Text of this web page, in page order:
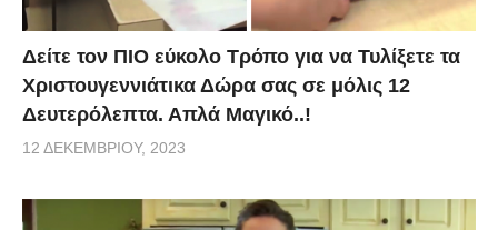
Δείτε τον ΠΙΟ εύκολο Τρόπο για να Τυλίξετε τα
Χριστουγεννιάτικα Δώρα σας σε μόλις 12
Δευτερόλεπτα. Απλά Μαγικό..!
12 ΔΕΚΕΜΒΡΊΟΥ, 2023